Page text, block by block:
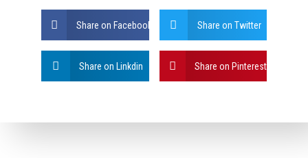
Share on Facebook Share on Twitter
Share on Linkdin Share on Pinterest